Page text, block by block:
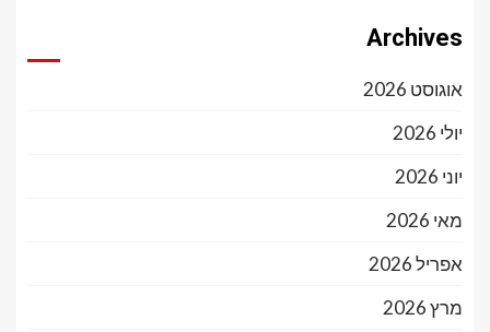
Archives
אוגוסט 2026
יולי 2026
יוני 2026
מאי 2026
אפריל 2026
מרץ 2026